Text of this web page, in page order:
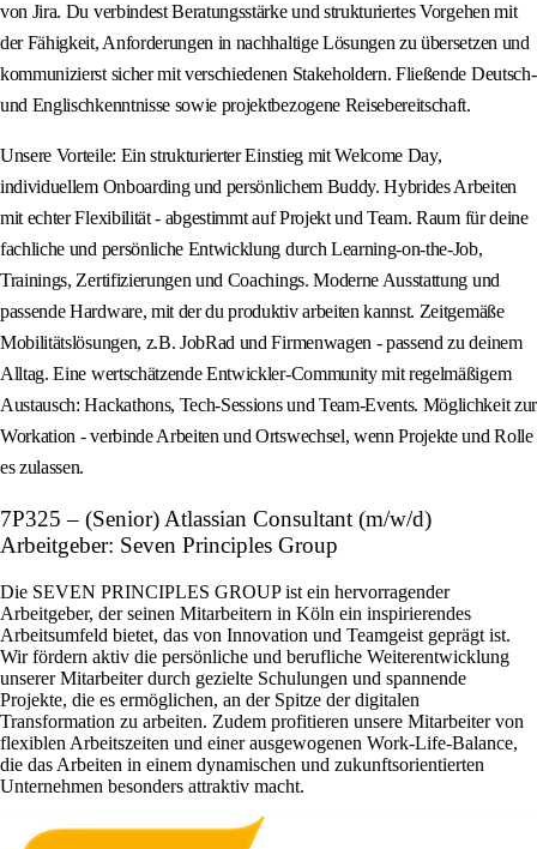
von Jira. Du verbindest Beratungsstärke und strukturiertes Vorgehen mit
der Fähigkeit, Anforderungen in nachhaltige Lösungen zu übersetzen und
kommunizierst sicher mit verschiedenen Stakeholdern. Fließende Deutsch-
und Englischkenntnisse sowie projektbezogene Reisebereitschaft.
Unsere Vorteile: Ein strukturierter Einstieg mit Welcome Day,
individuellem Onboarding und persönlichem Buddy. Hybrides Arbeiten
mit echter Flexibilität - abgestimmt auf Projekt und Team. Raum für deine
fachliche und persönliche Entwicklung durch Learning-on-the-Job,
Trainings, Zertifizierungen und Coachings. Moderne Ausstattung und
passende Hardware, mit der du produktiv arbeiten kannst. Zeitgemäße
Mobilitätslösungen, z.B. JobRad und Firmenwagen - passend zu deinem
Alltag. Eine wertschätzende Entwickler-Community mit regelmäßigem
Austausch: Hackathons, Tech-Sessions und Team-Events. Möglichkeit zur
Workation - verbinde Arbeiten und Ortswechsel, wenn Projekte und Rolle
es zulassen.
7P325 – (Senior) Atlassian Consultant (m/w/d)
Arbeitgeber: Seven Principles Group
Die SEVEN PRINCIPLES GROUP ist ein hervorragender
Arbeitgeber, der seinen Mitarbeitern in Köln ein inspirierendes
Arbeitsumfeld bietet, das von Innovation und Teamgeist geprägt ist.
Wir fördern aktiv die persönliche und berufliche Weiterentwicklung
unserer Mitarbeiter durch gezielte Schulungen und spannende
Projekte, die es ermöglichen, an der Spitze der digitalen
Transformation zu arbeiten. Zudem profitieren unsere Mitarbeiter von
flexiblen Arbeitszeiten und einer ausgewogenen Work-Life-Balance,
die das Arbeiten in einem dynamischen und zukunftsorientierten
Unternehmen besonders attraktiv macht.